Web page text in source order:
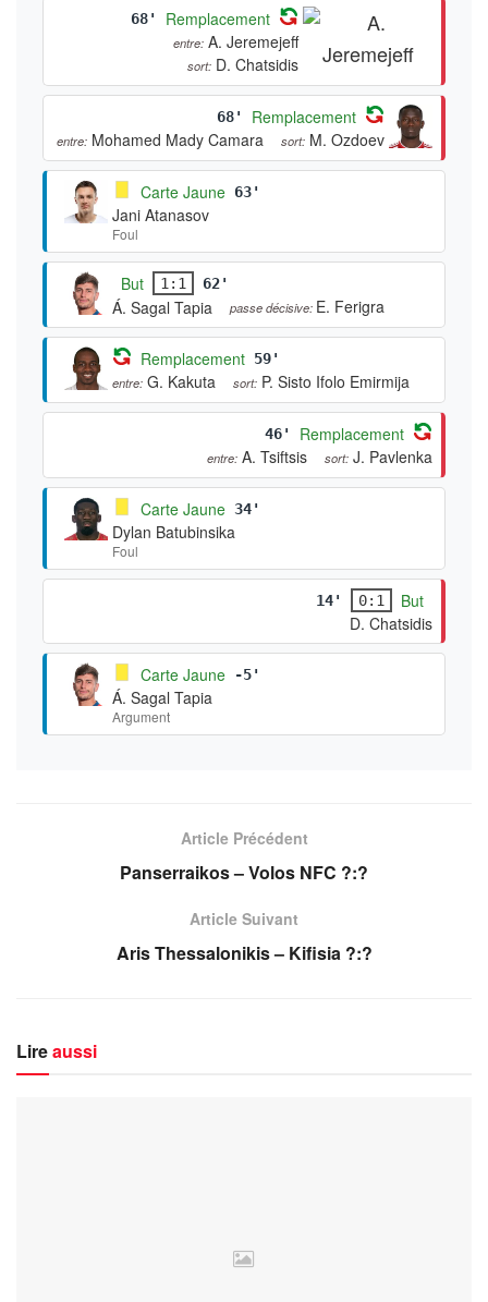
68' Remplacement
entre: A. Jeremejeff
sort: D. Chatsidis
68' Remplacement
entre: Mohamed Mady Camara sort: M. Ozdoev
Carte Jaune 63'
Jani Atanasov
Foul
But 1:1 62'
Á. Sagal Tapia passe décisive: E. Ferigra
Remplacement 59'
entre: G. Kakuta sort: P. Sisto Ifolo Emirmija
46' Remplacement
entre: A. Tsiftsis sort: J. Pavlenka
Carte Jaune 34'
Dylan Batubinsika
Foul
14' 0:1
But
D. Chatsidis
Carte Jaune -5'
Á. Sagal Tapia
Argument
Article Précédent
Panserraikos – Volos NFC ?:?
Article Suivant
Aris Thessalonikis – Kifisia ?:?
Lireaussi